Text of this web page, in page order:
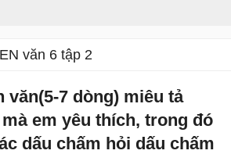
văn 6 tập 2
văn(5-7 dòng) miêu tả
em yêu thích, trong đó
dấu chấm hỏi dấu chấm